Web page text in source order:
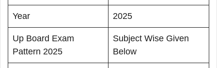
Year 2025
Up Board Exam
Pattern 2025
Subject Wise Given
Below